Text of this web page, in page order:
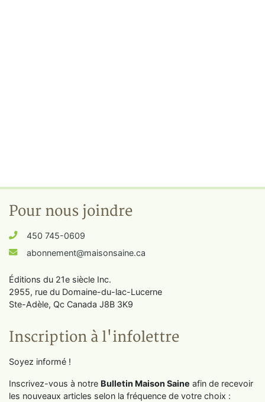
Pour nous joindre
450 745-0609
abonnement@maisonsaine.ca
Éditions du 21e siècle Inc.
2955, rue du Domaine-du-lac-Lucerne
Ste-Adèle, Qc Canada J8B 3K9
Inscription à l'infolettre
Soyez informé !
Inscrivez-vous à notre Bulletin Maison Saine afin de recevoir
les nouveaux articles selon la fréquence de votre choix :